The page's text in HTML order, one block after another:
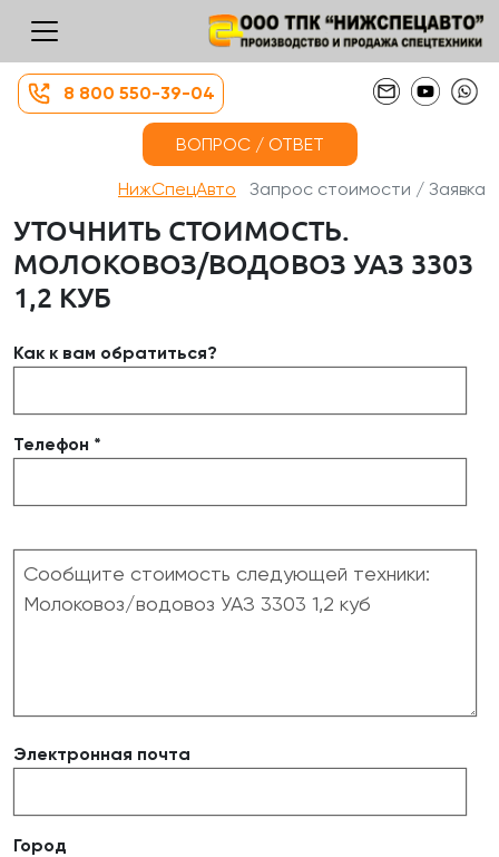
8 800 550-39-04
ВОПРОС / ОТВЕТ
НижСпецАвто Запрос стоимости / Заявка
УТОЧНИТЬ СТОИМОСТЬ.
МОЛОКОВОЗ/ВОДОВОЗ УАЗ 3303
1,2 КУБ
Как к вам обратиться?
Телефон *
Электронная почта
Город